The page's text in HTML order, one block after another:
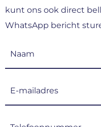
kunt ons ook direct
WhatsApp bericht